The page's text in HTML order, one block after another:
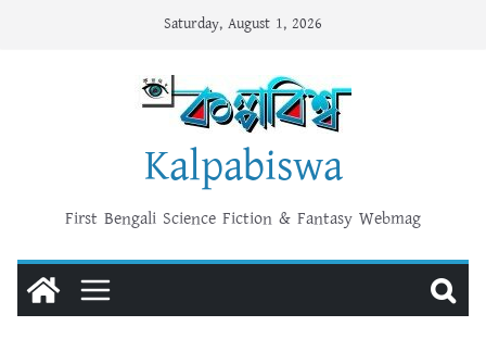
Saturday, August 1, 2026
Kalpabiswa
First Bengali Science Fiction & Fantasy Webmag